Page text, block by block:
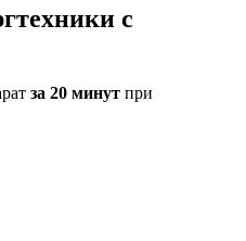
с
за 20 минут при